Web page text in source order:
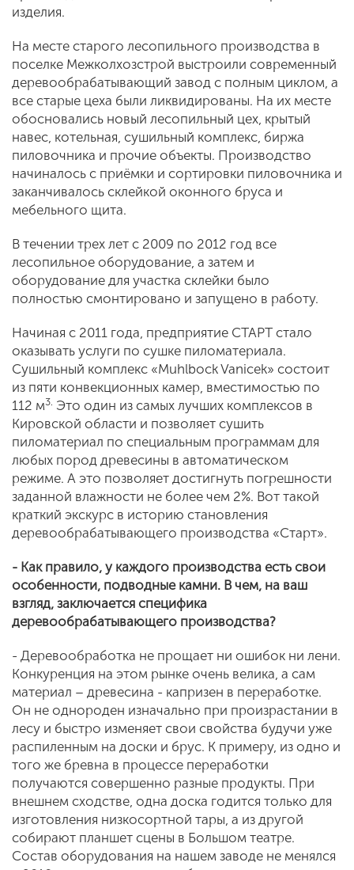
изделия.
На месте старого лесопильного производства в
поселке Межколхозстрой выстроили современный
деревообрабатывающий завод с полным циклом, а
все старые цеха были ликвидированы. На их месте
обосновались новый лесопильный цех, крытый
навес, котельная, сушильный комплекс, биржа
пиловочника и прочие объекты. Производство
начиналось с приёмки и сортировки пиловочника и
заканчивалось склейкой оконного бруса и
мебельного щита.
В течении трех лет с 2009 по 2012 год все
лесопильное оборудование, а затем и
оборудование для участка склейки было
полностью смонтировано и запущено в работу.
Начиная с 2011 года, предприятие СТАРТ стало
оказывать услуги по сушке пиломатериала.
Сушильный комплекс «Muhlbock Vanicek» состоит
из пяти конвекционных камер, вместимостью по
112 м3. Это один из самых лучших комплексов в
Кировской области и позволяет сушить
пиломатериал по специальным программам для
любых пород древесины в автоматическом
режиме. А это позволяет достигнуть погрешности
заданной влажности не более чем 2%. Вот такой
краткий экскурс в историю становления
деревообрабатывающего производства «Старт».
- Как правило, у каждого производства есть свои
особенности, подводные камни. В чем, на ваш
взгляд, заключается специфика
деревообрабатывающего производства?
- Деревообработка не прощает ни ошибок ни лени.
Конкуренция на этом рынке очень велика, а сам
материал – древесина - капризен в переработке.
Он не однороден изначально при произрастании в
лесу и быстро изменяет свои свойства будучи уже
распиленным на доски и брус. К примеру, из одно и
того же бревна в процессе переработки
получаются совершенно разные продукты. При
внешнем сходстве, одна доска годится только для
изготовления низкосортной тары, а из другой
собирают планшет сцены в Большом театре.
Состав оборудования на нашем заводе не менялся